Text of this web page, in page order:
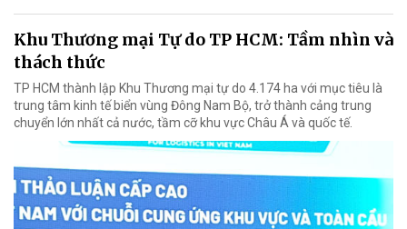
Khu Thương mại Tự do TP HCM: Tầm nhìn và
thách thức
TP HCM thành lập Khu Thương mại tự do 4.174 ha với mục tiêu là
trung tâm kinh tế biển vùng Đông Nam Bộ, trở thành cảng trung
chuyển lớn nhất cả nước, tầm cỡ khu vực Châu Á và quốc tế.